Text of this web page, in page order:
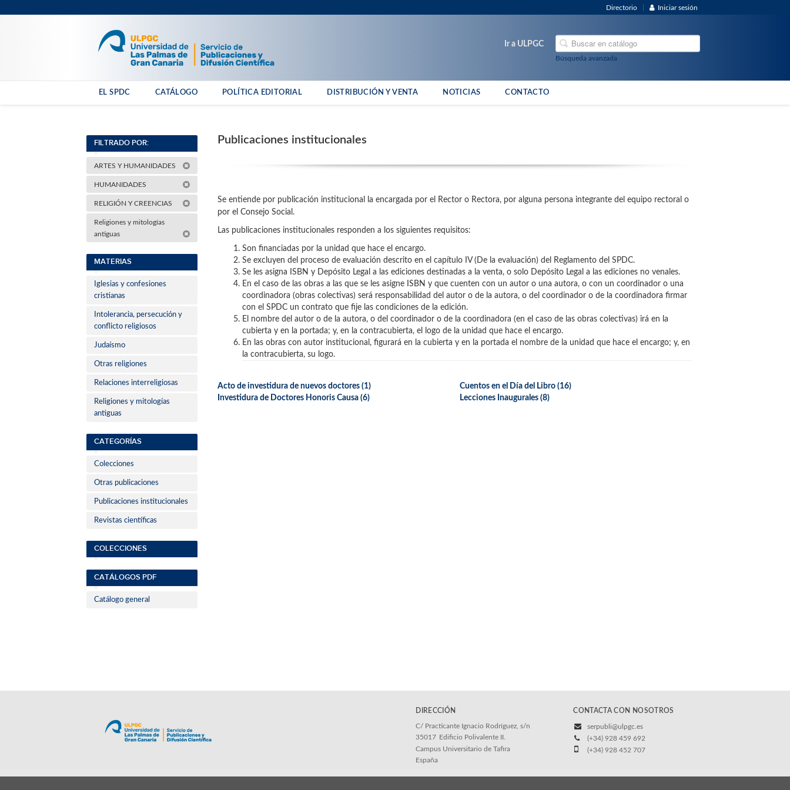
Directorio Iniciar sesión
Búsqueda avanzada
Ir a ULPGC
EL SPDC CATÁLOGO POLÍTICA EDITORIAL DISTRIBUCIÓN Y VENTA NOTICIAS CONTACTO
FILTRADO POR:
ARTES Y HUMANIDADES
HUMANIDADES
RELIGIÓN Y CREENCIAS
Religiones y mitologías
antiguas
MATERIAS
Iglesias y confesiones
cristianas
Intolerancia, persecución y
conflicto religiosos
Judaísmo
Otras religiones
Relaciones interreligiosas
Religiones y mitologías
antiguas
CATEGORÍAS
Colecciones
Otras publicaciones
Publicaciones institucionales
Revistas científicas
COLECCIONES
CATÁLOGOS PDF
Catálogo general
Publicaciones institucionales
Acto de investidura de nuevos doctores(1)
Investidura de Doctores Honoris Causa(6)
Cuentos en el Día del Libro(16)
Lecciones Inaugurales(8)
Se entiende por publicación institucional la encargada por el Rector o Rectora, por alguna persona integrante del equipo rectoral o
por el Consejo Social.
Las publicaciones institucionales responden a los siguientes requisitos:
Son financiadas por la unidad que hace el encargo.
Se excluyen del proceso de evaluación descrito en el capítulo IV (De la evaluación) del Reglamento del SPDC.
Se les asigna ISBN y Depósito Legal a las ediciones destinadas a la venta, o solo Depósito Legal a las ediciones no venales.
En el caso de las obras a las que se les asigne ISBN y que cuenten con un autor o una autora, o con un coordinador o una
coordinadora (obras colectivas) será responsabilidad del autor o de la autora, o del coordinador o de la coordinadora firmar
con el SPDC un contrato que fije las condiciones de la edición.
El nombre del autor o de la autora, o del coordinador o de la coordinadora (en el caso de las obras colectivas) irá en la
cubierta y en la portada; y, en la contracubierta, el logo de la unidad que hace el encargo.
En las obras con autor institucional, figurará en la cubierta y en la portada el nombre de la unidad que hace el encargo; y, en
la contracubierta, su logo.
DIRECCIÓN
C/ Practicante Ignacio Rodríguez, s/n
35017 Edificio Polivalente II.
Campus Universitario de Tafira
España
CONTACTA CON NOSOTROS
serpubli@ulpgc.es
(+34) 928 459 692
(+34) 928 452 707